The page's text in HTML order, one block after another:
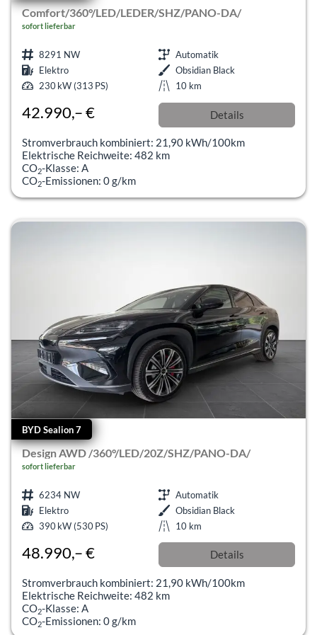
Comfort/360°/LED/LEDER/SHZ/PANO-DA/
sofort lieferbar
8291 NW
Automatik
Elektro
Obsidian Black
230 kW (313 PS)
10 km
42.990,– € Details
Stromverbrauch kombiniert: 21,90 kWh/100km
Elektrische Reichweite: 482 km
CO2-Klasse: A
CO2-Emissionen: 0 g/km
BYD Sealion 7
Design AWD /360°/LED/20Z/SHZ/PANO-DA/
sofort lieferbar
6234 NW
Automatik
Elektro
Obsidian Black
390 kW (530 PS)
10 km
48.990,– € Details
Stromverbrauch kombiniert: 21,90 kWh/100km
Elektrische Reichweite: 482 km
CO2-Klasse: A
CO2-Emissionen: 0 g/km